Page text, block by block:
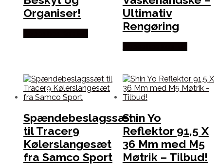
Organiser!
Ultimativ
Rengøring
Spændebeslagssæt
til Tracer9
Kølerslangesæt
fra Samco Sport
Shin Yo
Reflektor 91,5 X
36 Mm med M5
Møtrik – Tilbud!